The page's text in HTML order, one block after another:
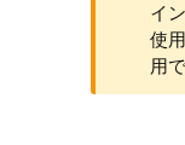
メ
モ
イ
使
用